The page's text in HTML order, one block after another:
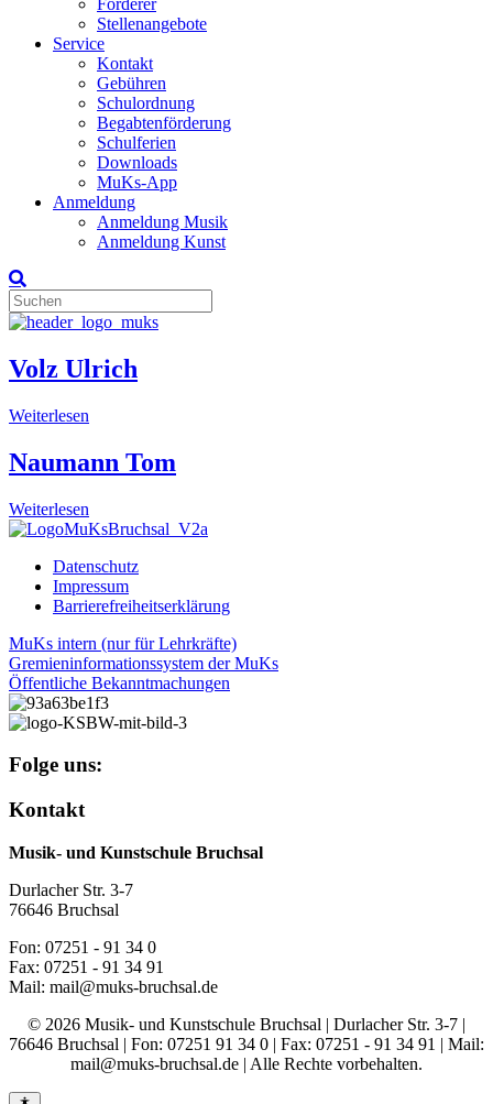
Förderer
Stellenangebote
Service
Kontakt
Gebühren
Schulordnung
Begabtenförderung
Schulferien
Downloads
MuKs-App
Anmeldung
Anmeldung Musik
Anmeldung Kunst
Volz Ulrich
Weiterlesen
Naumann Tom
Weiterlesen
Datenschutz
Impressum
Barrierefreiheitserklärung
MuKs intern (nur für Lehrkräfte)
Gremieninformationssystem der MuKs
Öffentliche Bekanntmachungen
Folge uns:
Kontakt
Musik- und Kunstschule Bruchsal
Durlacher Str. 3-7
76646 Bruchsal
Fon: 07251 - 91 34 0
Fax: 07251 - 91 34 91
Mail: mail@muks-bruchsal.de
© 2026 Musik- und Kunstschule Bruchsal | Durlacher Str. 3-7 |
76646 Bruchsal | Fon: 07251 91 34 0 | Fax: 07251 - 91 34 91 | Mail:
mail@muks-bruchsal.de | Alle Rechte vorbehalten.